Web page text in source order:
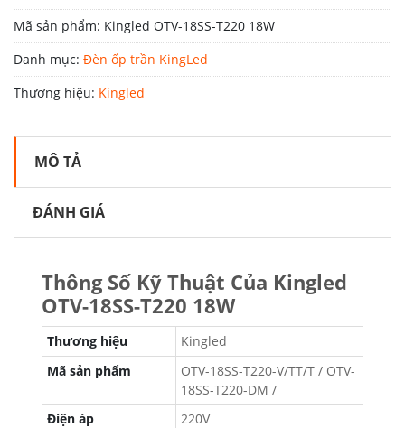
Mã sản phẩm: Kingled OTV-18SS-T220 18W
Danh mục: Đèn ốp trần KingLed
Thương hiệu: Kingled
MÔ TẢ
ĐÁNH GIÁ
Thông Số Kỹ Thuật Của Kingled
OTV-18SS-T220 18W
Thương hiệu
Kingled
Mã sản phẩm
OTV-18SS-T220-V/TT/T / OTV-
18SS-T220-DM /
Điện áp
220V